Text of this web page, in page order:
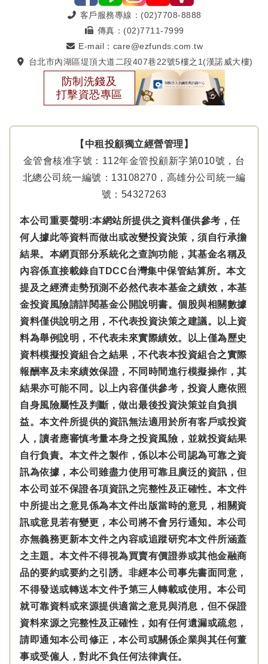
客戶服務專線：(02)7708-8888
傳真：(02)7711-7999
E-mail：care@ezfunds.com.tw
台北市內湖區堤頂大道二段407巷22號5樓之1(漢諾威大樓)
防制洗錢及
打擊資恐專區
【中租投顧獨立經營管理】
金管會核准字號：112年金管投顧新字第010號，台
北總公司統一編號：13108270，高雄分公司統一編
號：54327263
本公司重要聲明:本網站所提供之資料僅供參考，任
何人據此等資料而做出或改變投資決策，須自行承擔
結果。本網頁部分系統化之查詢功能，其基金名稱及
內容係直接載錄自TDCC台灣集中保管結算所。本文
提及之經濟走勢預測不必然代表本基金之績效，本基
金投資風險請詳閱基金公開說明書。個股與相關數據
資料僅供說明之用，不代表投資決策之建議。以上資
料為舉例說明，不代表未來實際績效。以上僅為歷史
資料模擬投資組合之結果，不代表本投資組合之實際
報酬率及未來績效保證，不同時間進行模擬操作，其
結果亦可能不同。以上內容僅供參考，投資人應依照
自身風險屬性及判斷，做出最後投資決策並自負損
益。本文件所提供的資訊無法適用於所有客戶或投資
人，讀者應審慎考量本身之投資風險，並就投資結果
自行負責。本文件之製作，係以本公司認為可靠之資
訊為依據，本公司雖盡力使用可靠且廣泛的資訊，但
本公司並不保證各項資訊之完整性及正確性。本文件
中所提出之意見係為本文件出版當時的意見，相關資
訊或意見若有變更，本公司將不會另行通知。本公司
亦無義務更新本文件之內容或追蹤研究本文件所涵蓋
之主題。本文件不得視為買賣有價證券或其他金融商
品的要約或要約之引誘。非經本公司事先書面同意，
不得發送或轉送本文件予第三人轉載或使用。本公司
就可靠資料或來源提供適當之意見與消息，但不保證
資料來源之完整性及正確性，如有任何遺漏或疏忽，
請即通知本公司修正，本公司或關係企業與其任何董
事或受僱人，對此不負任何法律責任。